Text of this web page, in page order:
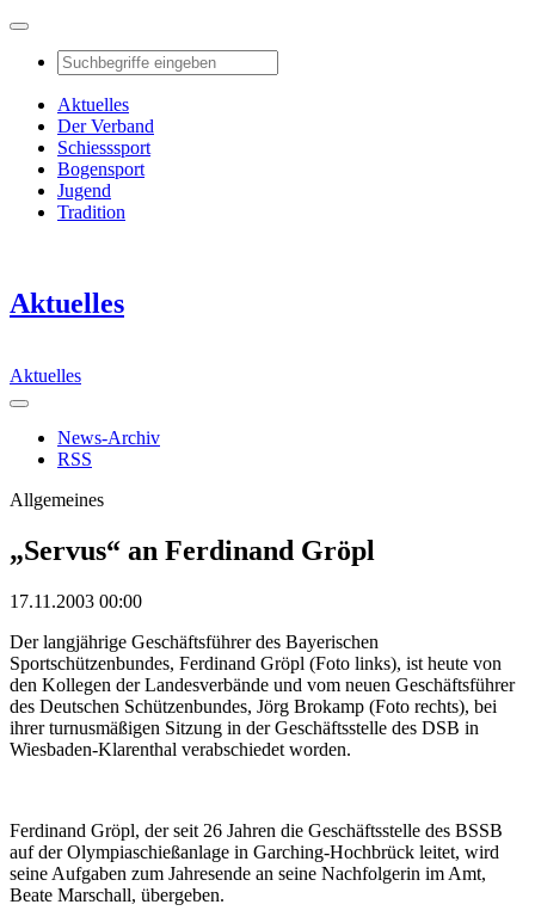
Aktuelles
Der Verband
Schiesssport
Bogensport
Jugend
Tradition
Aktuelles
Aktuelles
News-Archiv
RSS
Allgemeines
„Servus“ an Ferdinand Gröpl
17.11.2003 00:00
Der langjährige Geschäftsführer des Bayerischen
Sportschützenbundes, Ferdinand Gröpl (Foto links), ist heute von
den Kollegen der Landesverbände und vom neuen Geschäftsführer
des Deutschen Schützenbundes, Jörg Brokamp (Foto rechts), bei
ihrer turnusmäßigen Sitzung in der Geschäftsstelle des DSB in
Wiesbaden-Klarenthal verabschiedet worden.
Ferdinand Gröpl, der seit 26 Jahren die Geschäftsstelle des BSSB
auf der Olympiaschießanlage in Garching-Hochbrück leitet, wird
seine Aufgaben zum Jahresende an seine Nachfolgerin im Amt,
Beate Marschall, übergeben.